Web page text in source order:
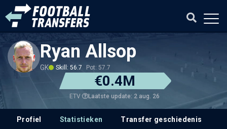
Ryan Allsop
GK Skill: 56.7 Pot: 57.7
€0.4M
ETV Laatste update: 2 aug. 26
Profiel Statistieken Transfer geschiedenis